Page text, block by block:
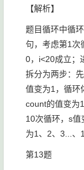
【解析】
题目循环中循
句，考虑第1次
0，i<20成立；
拆分为两步：
值变为1，循环
count的值变为
10次循环，s值
为1、2、3...、
第13题